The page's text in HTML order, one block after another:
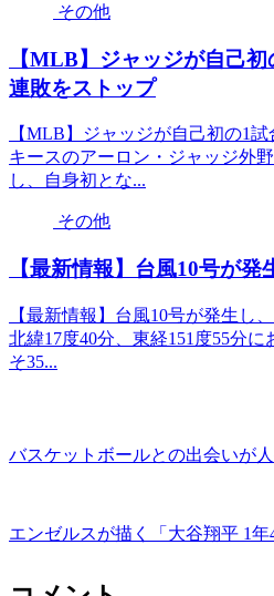
その他
【MLB】ジャッジが自己
連敗をストップ
【MLB】ジャッジが自己初の1
キースのアーロン・ジャッジ外
し、自身初とな...
その他
【最新情報】台風10号が
【最新情報】台風10号が発生し
北緯17度40分、東経151度55分
そ35...
バスケットボールとの出会いが
エンゼルスが描く「大谷翔平 1